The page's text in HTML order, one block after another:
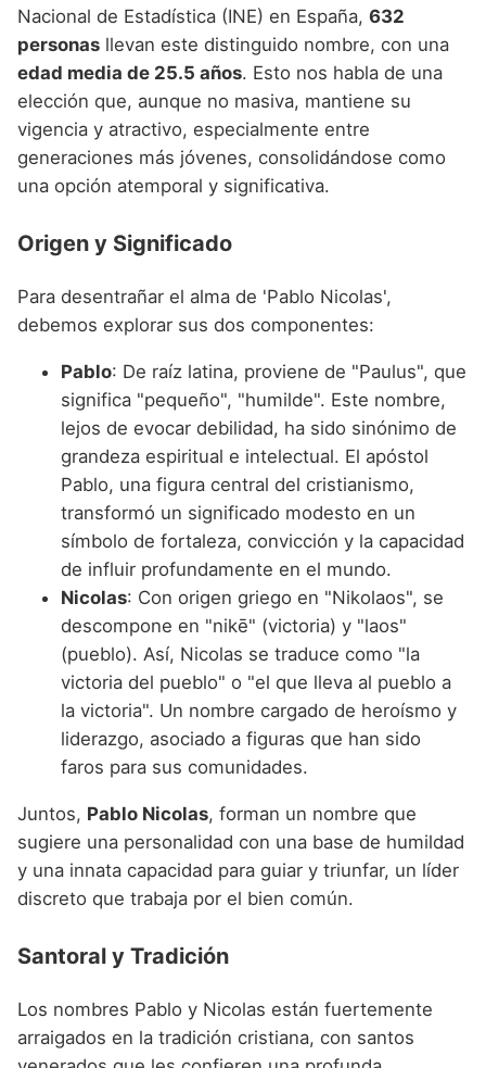
Nacional de Estadística (INE) en España, 632
personas llevan este distinguido nombre, con una
edad media de 25.5 años. Esto nos habla de una
elección que, aunque no masiva, mantiene su
vigencia y atractivo, especialmente entre
generaciones más jóvenes, consolidándose como
una opción atemporal y significativa.
Origen y Significado
Para desentrañar el alma de 'Pablo Nicolas',
debemos explorar sus dos componentes:
Pablo: De raíz latina, proviene de "Paulus", que
significa "pequeño", "humilde". Este nombre,
lejos de evocar debilidad, ha sido sinónimo de
grandeza espiritual e intelectual. El apóstol
Pablo, una figura central del cristianismo,
transformó un significado modesto en un
símbolo de fortaleza, convicción y la capacidad
de influir profundamente en el mundo.
Nicolas: Con origen griego en "Nikolaos", se
descompone en "nikē" (victoria) y "laos"
(pueblo). Así, Nicolas se traduce como "la
victoria del pueblo" o "el que lleva al pueblo a
la victoria". Un nombre cargado de heroísmo y
liderazgo, asociado a figuras que han sido
faros para sus comunidades.
Juntos, Pablo Nicolas, forman un nombre que
sugiere una personalidad con una base de humildad
y una innata capacidad para guiar y triunfar, un líder
discreto que trabaja por el bien común.
Santoral y Tradición
Los nombres Pablo y Nicolas están fuertemente
arraigados en la tradición cristiana, con santos